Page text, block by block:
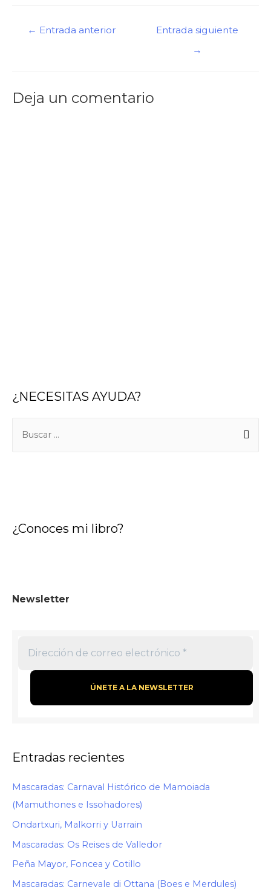
← Entrada anterior
Entrada siguiente
→
Deja un comentario
¿NECESITAS AYUDA?
¿Conoces mi libro?
Newsletter
Entradas recientes
Mascaradas: Carnaval Histórico de Mamoiada
(Mamuthones e Issohadores)
Ondartxuri, Malkorri y Uarrain
Mascaradas: Os Reises de Valledor
Peña Mayor, Foncea y Cotillo
Mascaradas: Carnevale di Ottana (Boes e Merdules)